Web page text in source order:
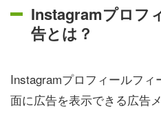
Instagramプロフ
告とは？
Instagramプロフィールフ
面に広告を表示できる広告